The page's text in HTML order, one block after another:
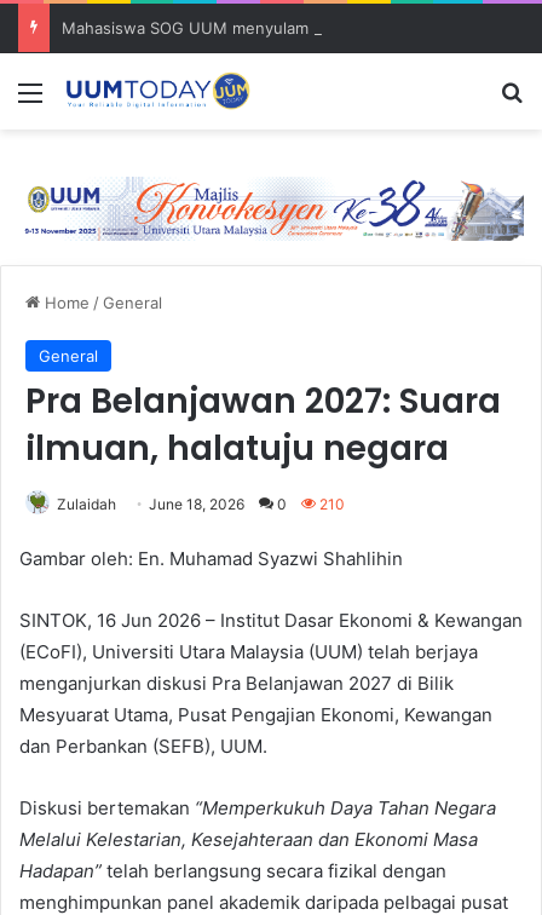
Menu
Home /General
General
Pra Belanjawan 2027: Suara
ilmuan, halatuju negara
Zulaidah June 18, 2026 0 210
Gambar oleh: En. Muhamad Syazwi Shahlihin
SINTOK, 16 Jun 2026 – Institut Dasar Ekonomi & Kewangan
(ECoFI), Universiti Utara Malaysia (UUM) telah berjaya
menganjurkan diskusi Pra Belanjawan 2027 di Bilik
Mesyuarat Utama, Pusat Pengajian Ekonomi, Kewangan
dan Perbankan (SEFB), UUM.
Diskusi bertemakan “Memperkukuh Daya Tahan Negara
Melalui Kelestarian, Kesejahteraan dan Ekonomi Masa
Hadapan” telah berlangsung secara fizikal dengan
menghimpunkan panel akademik daripada pelbagai pusat